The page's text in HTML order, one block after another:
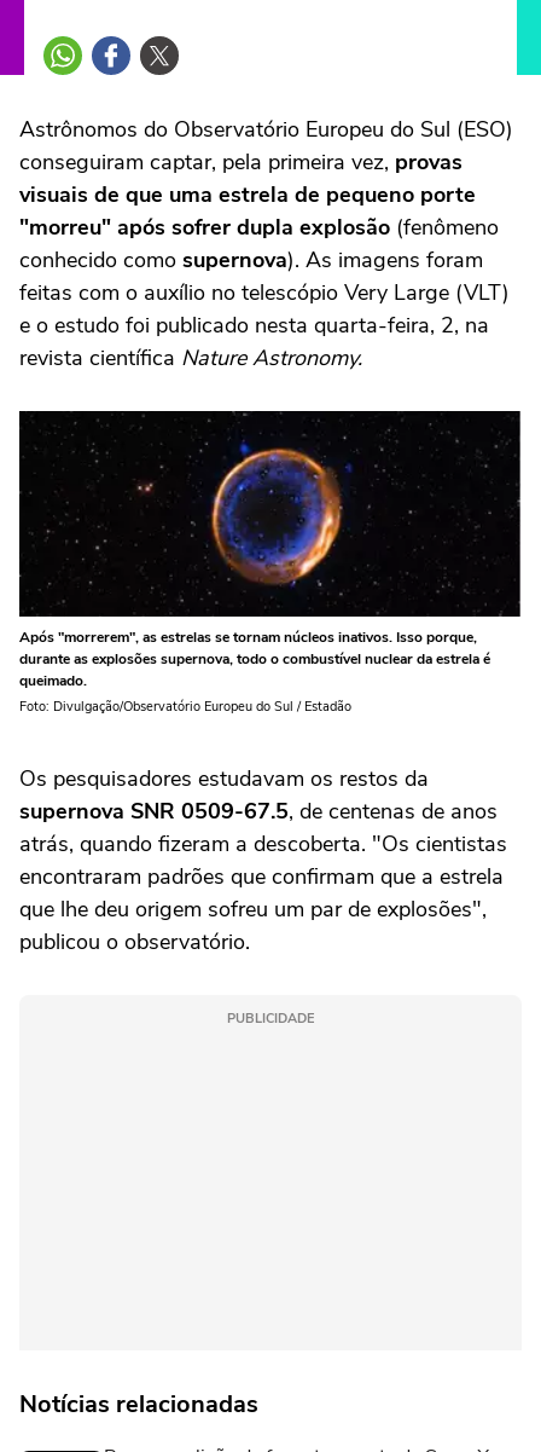
Astrônomos do Observatório Europeu do Sul (ESO)
conseguiram captar, pela primeira vez, provas
visuais de que uma estrela de pequeno porte
"morreu" após sofrer dupla explosão (fenômeno
conhecido como supernova). As imagens foram
feitas com o auxílio no telescópio Very Large (VLT)
e o estudo foi publicado nesta quarta-feira, 2, na
revista científica Nature Astronomy.
Após "morrerem", as estrelas se tornam núcleos inativos. Isso porque,
durante as explosões supernova, todo o combustível nuclear da estrela é
queimado.
Foto: Divulgação/Observatório Europeu do Sul / Estadão
Os pesquisadores estudavam os restos da
supernova SNR 0509-67.5, de centenas de anos
atrás, quando fizeram a descoberta. "Os cientistas
encontraram padrões que confirmam que a estrela
que lhe deu origem sofreu um par de explosões",
publicou o observatório.
PUBLICIDADE
Notícias relacionadas